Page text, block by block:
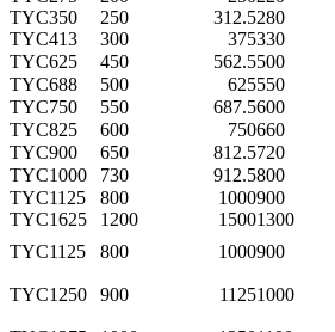
TYC350
250 312.5280
TYC413
300 375330
TYC625
450 562.5500
TYC688
500 625550
TYC750
550 687.5600
TYC825
600 750660
TYC900
650 812.5720
TYC1000
730 912.5800
TYC1125
800 1000900
TYC1625
1200 15001300
TYC1125
800 1000900
TYC1250
900 11251000